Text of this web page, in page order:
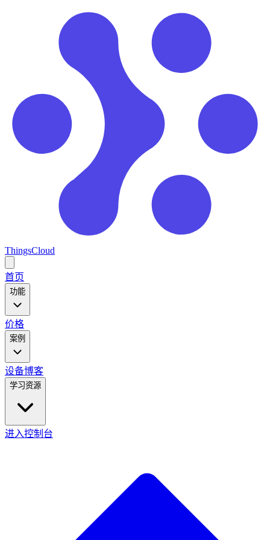
ThingsCloud
main
menu
首页
功能
价格
案例
设备博客
学习资源
进入控制台